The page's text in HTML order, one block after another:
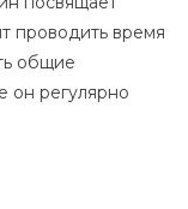
проводить время
общие
он регулярно